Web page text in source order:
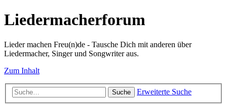
Liedermacherforum
Lieder machen Freu(n)de - Tausche Dich mit anderen über
Liedermacher, Singer und Songwriter aus.
Zum Inhalt
Suche Erweiterte Suche